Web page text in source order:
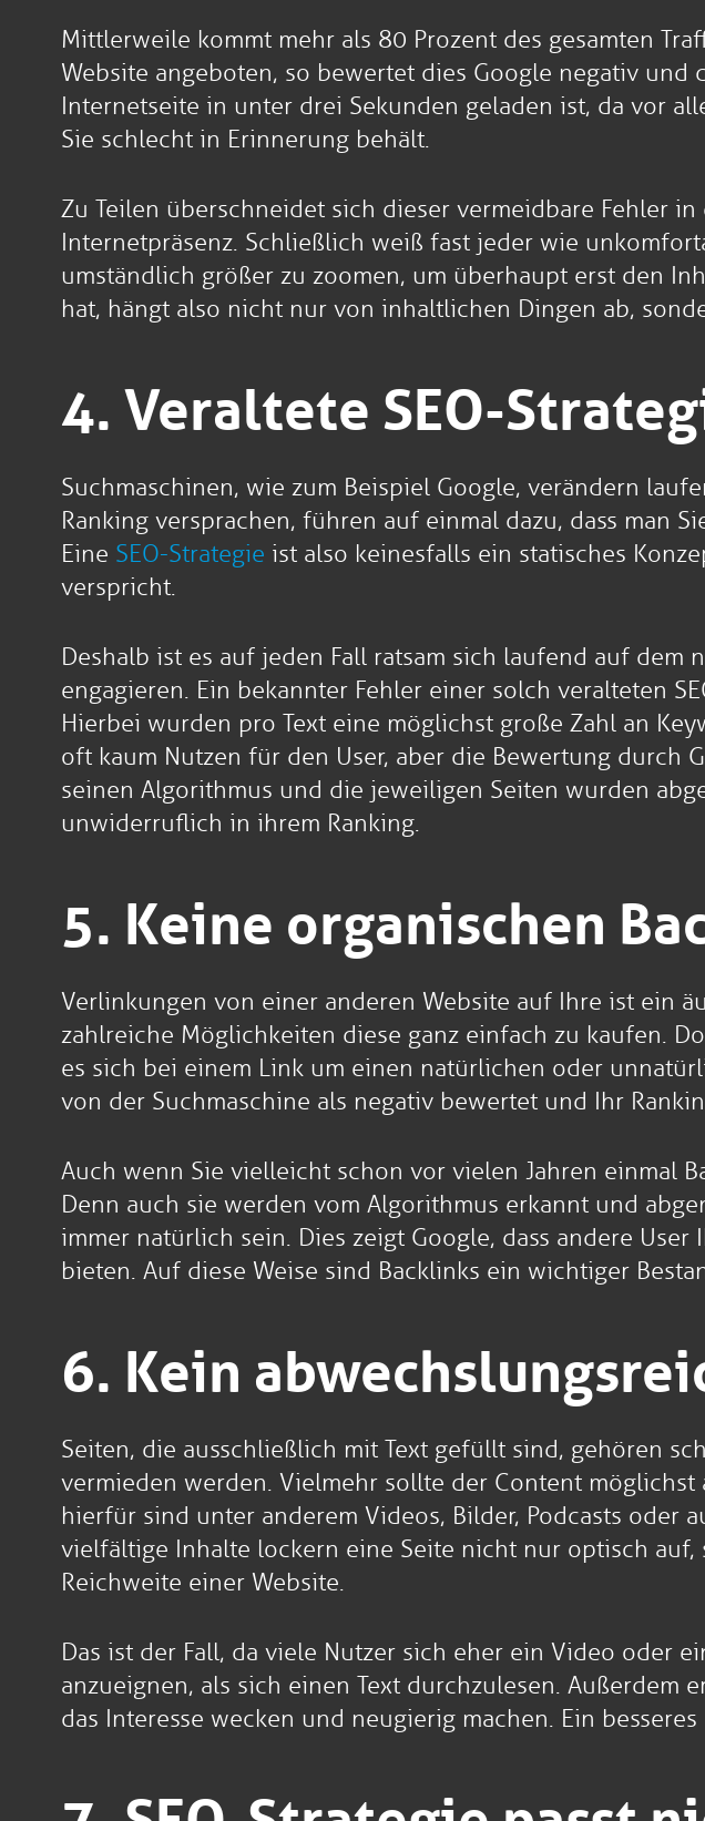
Mittlerweile kommt mehr als 80 Prozent des gesamten
Website angeboten, so bewertet dies Google negativ und
Internetseite in unter drei Sekunden geladen ist, da vor
Sie schlecht in Erinnerung behält.
Zu Teilen überschneidet sich dieser vermeidbare Fehler
Internetpräsenz. Schließlich weiß fast jeder wie
umständlich größer zu zoomen, um überhaupt erst den
hat, hängt also nicht nur von inhaltlichen Dingen ab,
4. Veraltete SEO-
Suchmaschinen, wie zum Beispiel Google, verändern
Ranking versprachen, führen auf einmal dazu, dass man
Eine SEO-Strategie ist also keinesfalls ein statisches
verspricht.
Deshalb ist es auf jeden Fall ratsam sich laufend auf
engagieren. Ein bekannter Fehler einer solch veralteten
Hierbei wurden pro Text eine möglichst große Zahl an
oft kaum Nutzen für den User, aber die Bewertung durch
seinen Algorithmus und die jeweiligen Seiten wurden
unwiderruflich in ihrem Ranking.
5. Keine organischen
Verlinkungen von einer anderen Website auf Ihre ist ein
zahlreiche Möglichkeiten diese ganz einfach zu kaufen.
es sich bei einem Link um einen natürlichen oder
von der Suchmaschine als negativ bewertet und Ihr
Auch wenn Sie vielleicht schon vor vielen Jahren einmal
Denn auch sie werden vom Algorithmus erkannt und
immer natürlich sein. Dies zeigt Google, dass andere
bieten. Auf diese Weise sind Backlinks ein wichtiger
6. Kein
Seiten, die ausschließlich mit Text gefüllt sind, gehören
vermieden werden. Vielmehr sollte der Content
hierfür sind unter anderem Videos, Bilder, Podcasts oder
vielfältige Inhalte lockern eine Seite nicht nur optisch
Reichweite einer Website.
Das ist der Fall, da viele Nutzer sich eher ein Video oder
anzueignen, als sich einen Text durchzulesen.
das Interesse wecken und neugierig machen. Ein